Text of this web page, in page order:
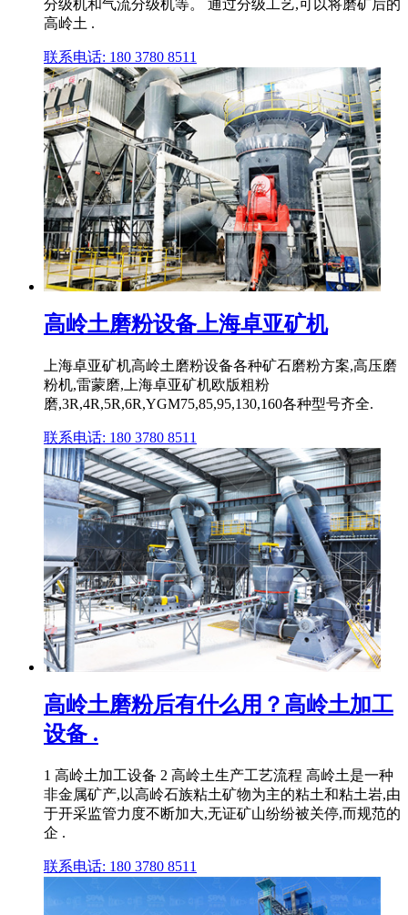
分级机和气流分级机等。 通过分级工艺,可以将磨矿后的
高岭土 .
联系电话: 180 3780 8511
高岭土磨粉设备上海卓亚矿机
上海卓亚矿机高岭土磨粉设备各种矿石磨粉方案,高压磨
粉机,雷蒙磨,上海卓亚矿机欧版粗粉
磨,3R,4R,5R,6R,YGM75,85,95,130,160各种型号齐全.
联系电话: 180 3780 8511
高岭土磨粉后有什么用？高岭土加工
设备 .
1 高岭土加工设备 2 高岭土生产工艺流程 高岭土是一种
非金属矿产,以高岭石族粘土矿物为主的粘土和粘土岩,由
于开采监管力度不断加大,无证矿山纷纷被关停,而规范的
企 .
联系电话: 180 3780 8511